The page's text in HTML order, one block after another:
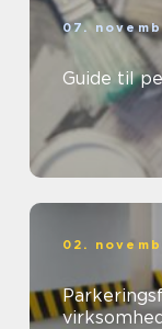
07.
Guide til
02.